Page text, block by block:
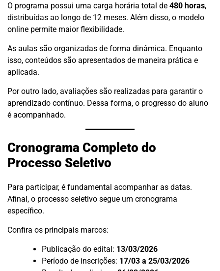
O programa possui uma carga horária total de 480 horas,
distribuídas ao longo de 12 meses. Além disso, o modelo
online permite maior flexibilidade.
As aulas são organizadas de forma dinâmica. Enquanto
isso, conteúdos são apresentados de maneira prática e
aplicada.
Por outro lado, avaliações são realizadas para garantir o
aprendizado contínuo. Dessa forma, o progresso do aluno
é acompanhado.
Cronograma Completo do
Processo Seletivo
Para participar, é fundamental acompanhar as datas.
Afinal, o processo seletivo segue um cronograma
específico.
Confira os principais marcos:
Publicação do edital: 13/03/2026
Período de inscrições: 17/03 a 25/03/2026